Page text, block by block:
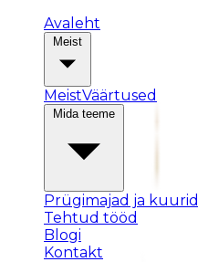
Avaleht
MeistVäärtused
Prügimajad ja kuurid
Tehtud tööd
Blogi
Kontakt